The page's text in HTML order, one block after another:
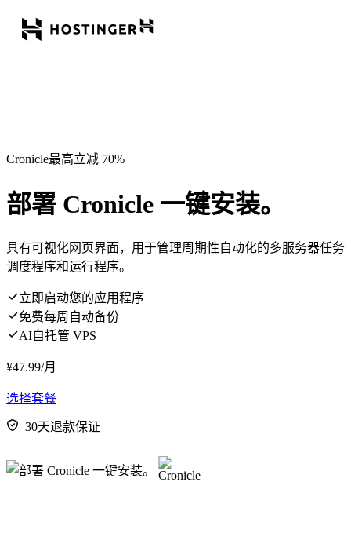
Cronicle最高立减 70%
部署 Cronicle 一键安装。
具有可视化网页界面，用于管理周期性自动化的多服务器任务
调度程序和运行程序。
立即启动您的应用程序
免费每周自动备份
AI自托管 VPS
¥47.99/月
选择套餐
30天退款保证